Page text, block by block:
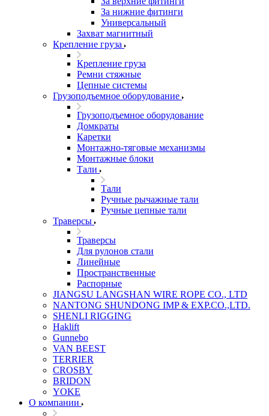
За нижние фитинги
Универсальный
Захват магнитный
Крепление груза
Крепление груза
Ремни стяжные
Цепные системы
Грузоподъемное оборудование
Грузоподъемное оборудование
Домкраты
Каретки
Монтажно-тяговые механизмы
Монтажные блоки
Тали
Тали
Ручные рычажные тали
Ручные цепные тали
Траверсы
Траверсы
Для рулонов стали
Линейные
Пространственные
Распорные
JIANGSU LANGSHAN WIRE ROPE CO., LTD
NANTONG SHUNDONG IMP & EXP.CO.,LTD.
SHENLI RIGGING
Haklift
Gunnebo
VAN BEEST
TERRIER
CROSBY
BRIDON
YOKE
О компании